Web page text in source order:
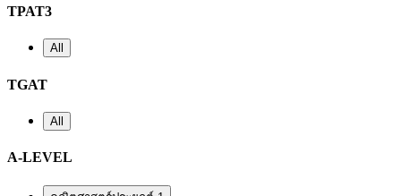
TPAT3
All
TGAT
All
A-LEVEL